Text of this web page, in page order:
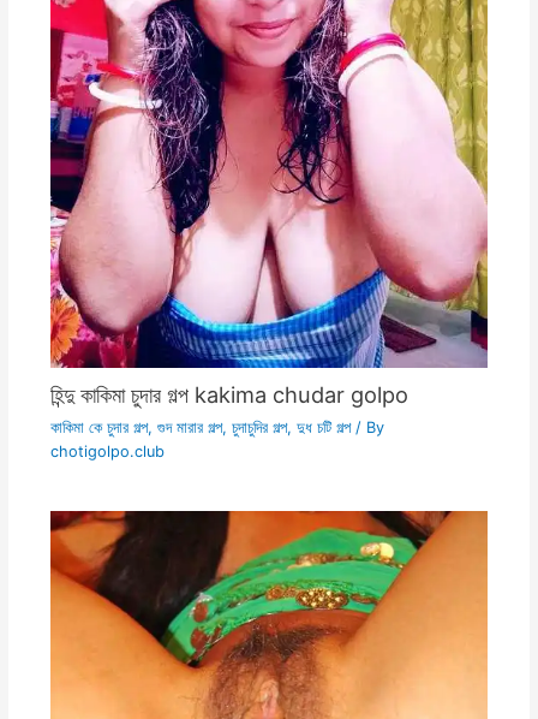
হিন্দু কাকিমা চুদার গল্প kakima chudar golpo
কাকিমা কে চুদার গল্প, গুদ মারার গল্প, চুদাচুদির গল্প, দুধ চটি গল্প/ By
chotigolpo.club